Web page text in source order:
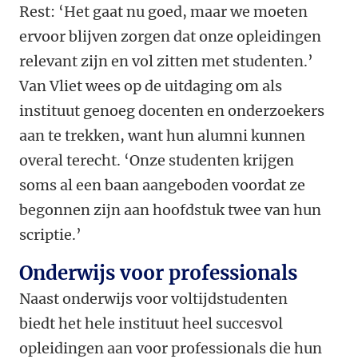
Rest: ‘Het gaat nu goed, maar we moeten
ervoor blijven zorgen dat onze opleidingen
relevant zijn en vol zitten met studenten.’
Van Vliet wees op de uitdaging om als
instituut genoeg docenten en onderzoekers
aan te trekken, want hun alumni kunnen
overal terecht. ‘Onze studenten krijgen
soms al een baan aangeboden voordat ze
begonnen zijn aan hoofdstuk twee van hun
scriptie.’
Onderwijs voor professionals
Naast onderwijs voor voltijdstudenten
biedt het hele instituut heel succesvol
opleidingen aan voor professionals die hun